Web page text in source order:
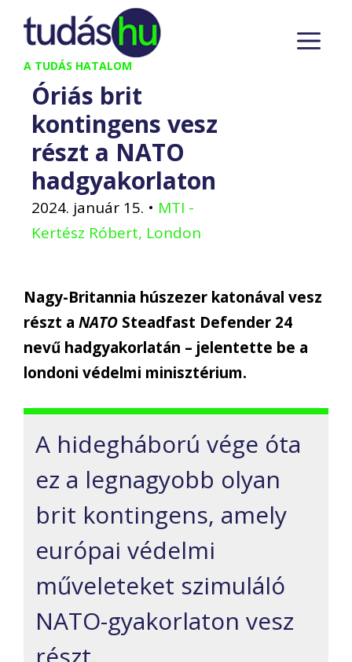
Kilépés
tartalomba
A TUDÁS HATALOM
Óriás brit
kontingens vesz
részt a NATO
hadgyakorlaton
2024. január 15. • MTI -
Kertész Róbert, London
Nagy-Britannia húszezer katonával vesz
részt a NATO Steadfast Defender 24
nevű hadgyakorlatán – jelentette be a
londoni védelmi minisztérium.
A hidegháború vége óta
ez a legnagyobb olyan
brit kontingens, amely
európai védelmi
műveleteket szimuláló
NATO-gyakorlaton vesz